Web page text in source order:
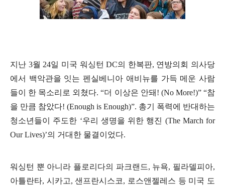
지난 3월 24일 미국 워싱턴DC의 한복판, 연방의회 의사당
에서 백악관을 잇는 펜실베니아 애비뉴를 가득 메운 사람
들이 한 목소리로 외쳤다. “더 이상은 안돼 ! (No More!)” “참
을 만큼 참았다! (Enough is Enough)”. 총기 폭력에 반대하는
청소년들이 주도한 ‘우리 생명을 위한 행진 (The March for
Our Lives)’의 거대한 물결이었다.
워싱턴 뿐 아니라 플로리다의 파크랜드, 뉴욕, 필라델피아,
아틀란타, 시카고,샌프란시스코, 로스앤젤레스 등 미국 도